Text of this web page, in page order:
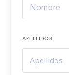
APELLIDOS